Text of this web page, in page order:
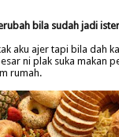
bila sudah jadi
aku ajer tapi bila dah
ni plak suka makan
rumah.